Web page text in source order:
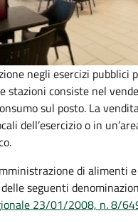
negli esercizi pubblici
stazioni consiste nel
sul posto. La
dell’esercizio o in
di alimenti e
seguenti
23/01/2008, n. 8/